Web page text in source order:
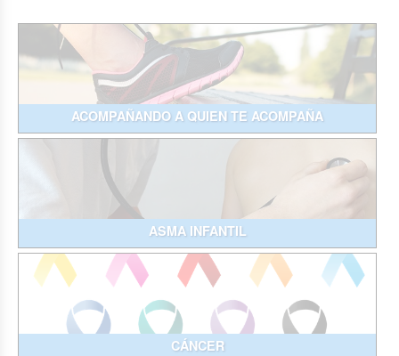
ACOMPAÑANDO A QUIEN TE ACOMPAÑA
ASMA INFANTIL
CÁNCER